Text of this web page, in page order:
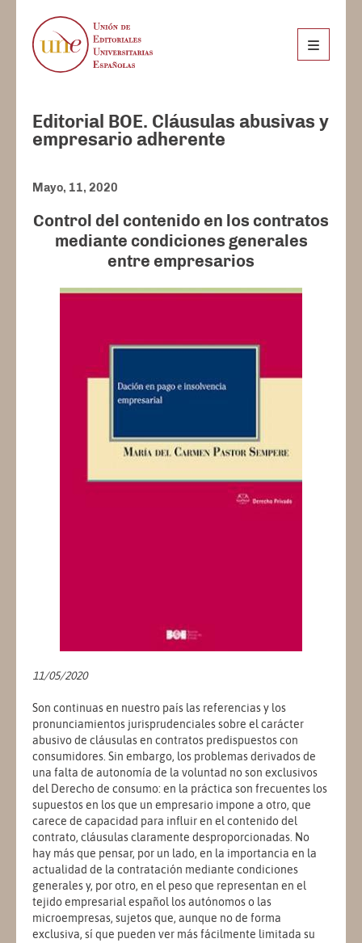
Editorial BOE. Cláusulas abusivas y
empresario adherente
Mayo, 11, 2020
Control del contenido en los contratos
mediante condiciones generales
entre empresarios
11/05/2020
Son continuas en nuestro país las referencias y los
pronunciamientos jurisprudenciales sobre el carácter
abusivo de cláusulas en contratos predispuestos con
consumidores. Sin embargo, los problemas derivados de
una falta de autonomía de la voluntad no son exclusivos
del Derecho de consumo: en la práctica son frecuentes los
supuestos en los que un empresario impone a otro, que
carece de capacidad para influir en el contenido del
contrato, cláusulas claramente desproporcionadas. No
hay más que pensar, por un lado, en la importancia en la
actualidad de la contratación mediante condiciones
generales y, por otro, en el peso que representan en el
tejido empresarial español los autónomos o las
microempresas, sujetos que, aunque no de forma
exclusiva, sí que pueden ver más fácilmente limitada su